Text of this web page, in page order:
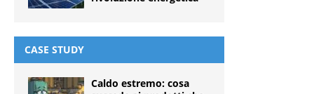
CASE STUDY
Caldo estremo: cosa